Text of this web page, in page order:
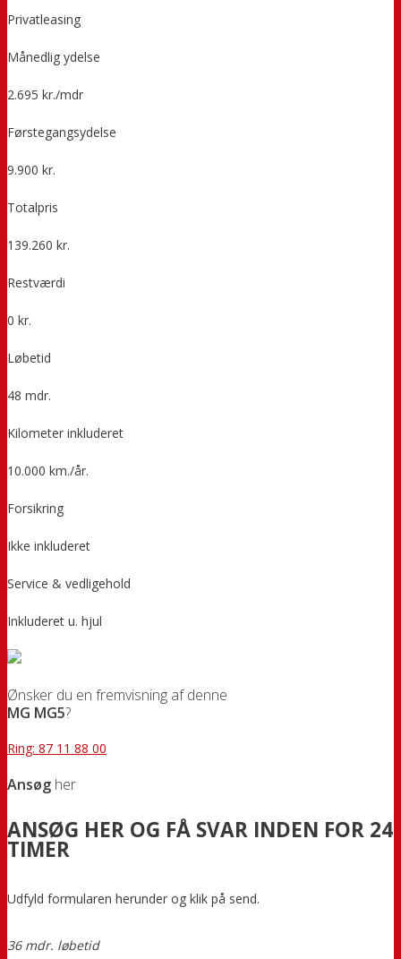
Privatleasing
Månedlig ydelse
2.695 kr./mdr
Førstegangsydelse
9.900 kr.
Totalpris
139.260 kr.
Restværdi
0 kr.
Løbetid
48 mdr.
Kilometer inkluderet
10.000 km./år.
Forsikring
Ikke inkluderet
Service & vedligehold
Inkluderet u. hjul
Ønsker du en fremvisning af denne
MG MG5?
Ring: 87 11 88 00
Ansøg her
ANSØG HER OG FÅ SVAR INDEN FOR 24
TIMER
Udfyld formularen herunder og klik på send.
36 mdr. løbetid